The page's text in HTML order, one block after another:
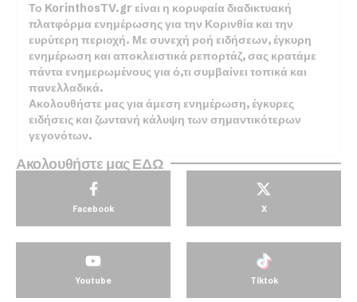
Το KorinthosTV.gr είναι η κορυφαία διαδικτυακή
πλατφόρμα ενημέρωσης για την Κορινθία και την
ευρύτερη περιοχή. Με συνεχή ροή ειδήσεων, έγκυρη
ενημέρωση και αποκλειστικά ρεπορτάζ, σας κρατάμε
πάντα ενημερωμένους για ό,τι συμβαίνει τοπικά και
πανελλαδικά.
Ακολουθήστε μας για άμεση ενημέρωση, έγκυρες
ειδήσεις και ζωντανή κάλυψη των σημαντικότερων
γεγονότων.
Ακολουθήστε μας ΕΔΩ
Facebook X
Youtube Tiktok